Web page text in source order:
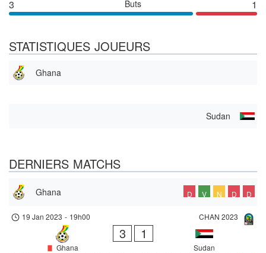
3 Buts 1
STATISTIQUES JOUEURS
Ghana
Sudan
DERNIERS MATCHS
Ghana D V N D D
CHAN 2023
19 Jan 2023 - 19h00
Ghana
3 1
Sudan